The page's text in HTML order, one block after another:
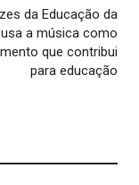
da Educação da
usa a música como
que contribui
para educação